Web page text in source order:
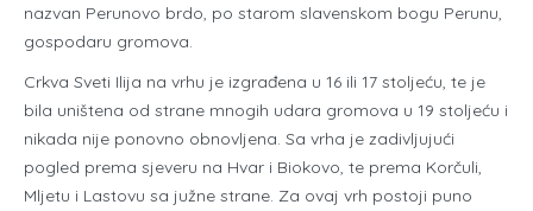
nazvan Perunovo brdo, po starom slavenskom bogu Perunu,
gospodaru gromova.
Crkva Sveti Ilija na vrhu je izgrađena u 16 ili 17 stoljeću, te je
bila uništena od strane mnogih udara gromova u 19 stoljeću i
nikada nije ponovno obnovljena. Sa vrha je zadivljujući
pogled prema sjeveru na Hvar i Biokovo, te prema Korčuli,
Mljetu i Lastovu sa južne strane. Za ovaj vrh postoji puno